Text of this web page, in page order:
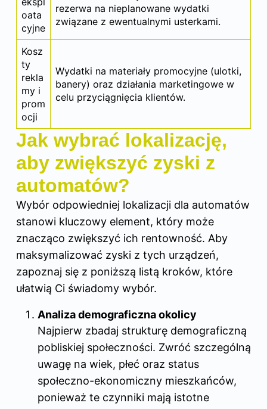
oata
cyjne
rezerwa na nieplanowane wydatki
związane z ewentualnymi usterkami.
Kosz
ty
rekla
my i
prom
ocji
Wydatki na materiały promocyjne (ulotki,
banery) oraz działania marketingowe w
celu przyciągnięcia klientów.
Jak wybrać lokalizację,
aby zwiększyć zyski z
automatów?
Wybór odpowiedniej lokalizacji dla automatów
stanowi kluczowy element, który może
znacząco zwiększyć ich rentowność. Aby
maksymalizować zyski z tych urządzeń,
zapoznaj się z poniższą listą kroków, które
ułatwią Ci świadomy wybór.
Analiza demograficzna okolicy
Najpierw zbadaj strukturę demograficzną
pobliskiej społeczności. Zwróć szczególną
uwagę na wiek, płeć oraz status
społeczno-ekonomiczny mieszkańców,
ponieważ te czynniki mają istotne